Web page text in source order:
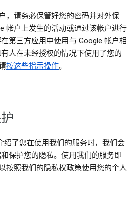
，请务必保管好您的密码并对外保
帐户上发生的活动或通过该帐户进行
第三方应用中使用与 Google 帐户相
人在未经授权的情况下使用了您的
按这些指示操作。
绍了您在使用我们的服务时，我们会
保护您的隐私。使用我们的服务即
按照我们的隐私权政策使用您的个人